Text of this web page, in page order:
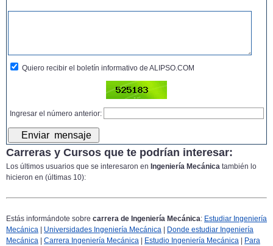
Quiero recibir el boletín informativo de ALIPSO.COM
Ingresar el número anterior:
Carreras y Cursos que te podrían interesar:
Los últimos usuarios que se interesaron en Ingeniería Mecánica también lo
hicieron en (últimas 10):
Estás informándote sobre carrera de Ingeniería Mecánica: Estudiar Ingeniería
Mecánica
Universidades Ingeniería Mecánica
Donde estudiar Ingeniería
Mecánica
Carrera Ingeniería Mecánica Estudio Ingeniería Mecánica
Para